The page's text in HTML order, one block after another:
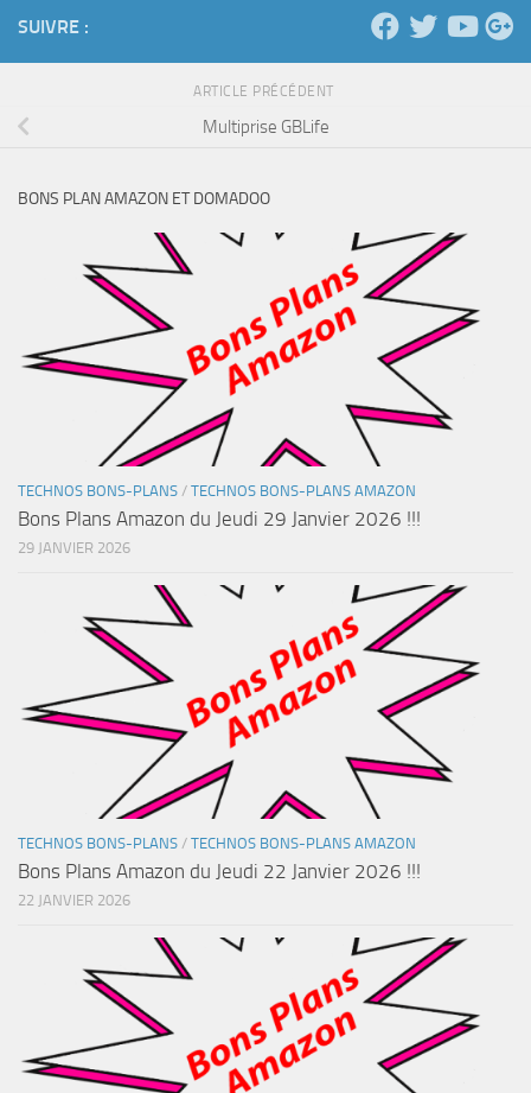
SUIVRE :
ARTICLE PRÉCÉDENT
Multiprise GBLife
BONS PLAN AMAZON ET DOMADOO
TECHNOS BONS-PLANS / TECHNOS BONS-PLANS AMAZON
Bons Plans Amazon du Jeudi 29 Janvier 2026 !!!
29 JANVIER 2026
TECHNOS BONS-PLANS / TECHNOS BONS-PLANS AMAZON
Bons Plans Amazon du Jeudi 22 Janvier 2026 !!!
22 JANVIER 2026